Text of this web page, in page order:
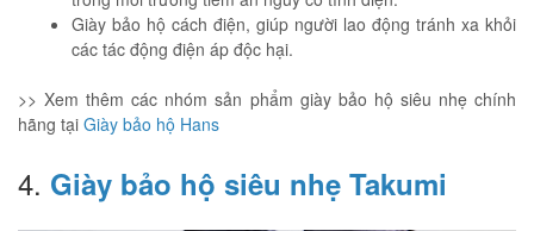
Giày bảo hộ cách điện, giúp người lao động tránh xa khỏi
các tác động điện áp độc hại.
>> Xem thêm các nhóm sản phẩm giày bảo hộ siêu nhẹ chính
hãng tại Giày bảo hộ Hans
4. Giày bảo hộ siêu nhẹ Takumi